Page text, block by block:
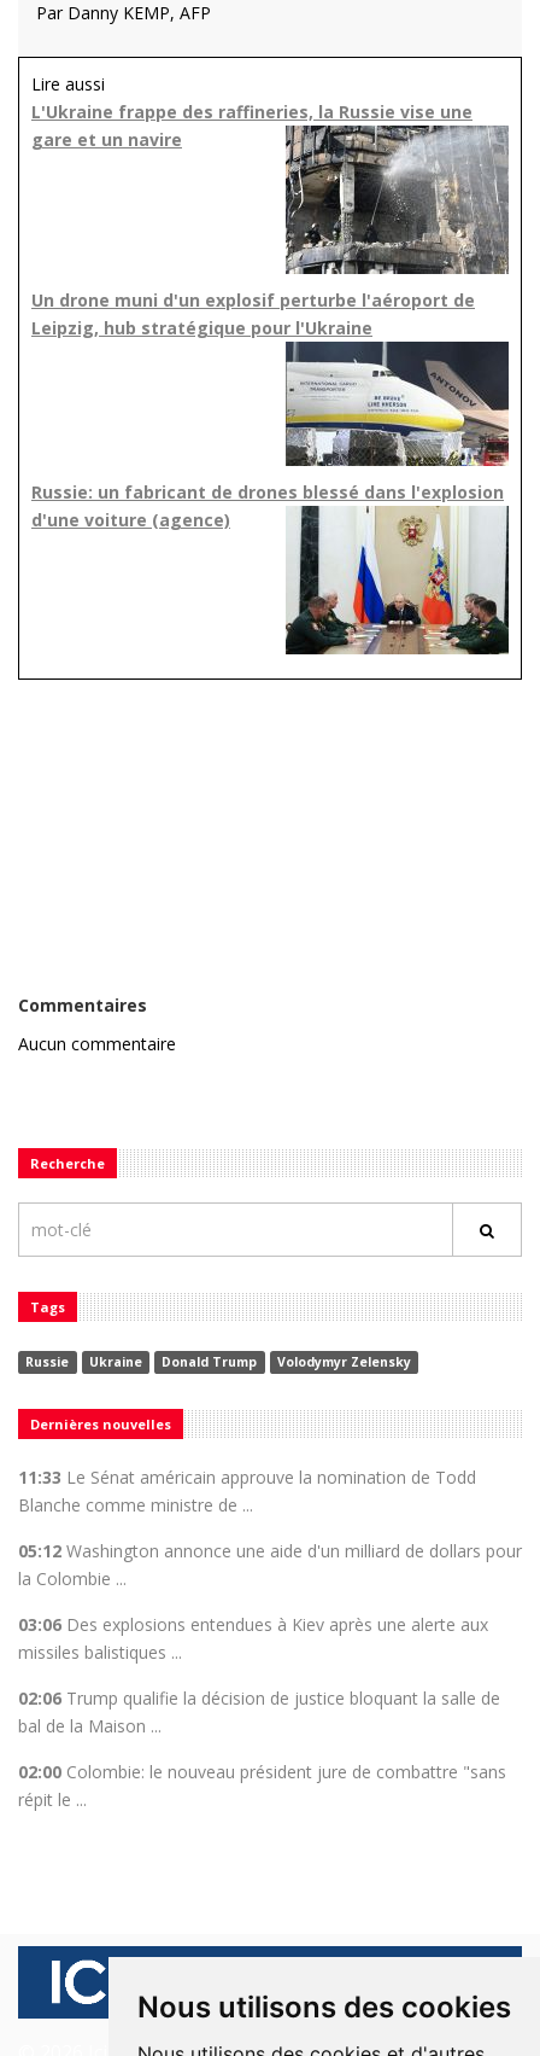
Nous utilisons des cookies
Par Danny KEMP, AFP
Lire aussi
L'Ukraine frappe des raffineries, la Russie vise une
gare et un navire
Un drone muni d'un explosif perturbe l'aéroport de
Leipzig, hub stratégique pour l'Ukraine
Russie: un fabricant de drones blessé dans l'explosion
d'une voiture (agence)
Commentaires
Aucun commentaire
Recherche
Tags
Russie Ukraine Donald Trump Volodymyr Zelensky
Dernières nouvelles
11:33 Le Sénat américain approuve la nomination de Todd
Blanche comme ministre de ...
05:12 Washington annonce une aide d'un milliard de dollars pour
la Colombie ...
03:06 Des explosions entendues à Kiev après une alerte aux
missiles balistiques ...
02:06 Trump qualifie la décision de justice bloquant la salle de
bal de la Maison ...
02:00 Colombie: le nouveau président jure de combattre "sans
répit le ...